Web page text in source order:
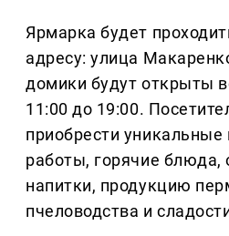
Ярмарка будет
адресу: улица
домики будут открыты
11:00 до 19:00.
приобрести уникальные
работы, горячие
напитки, продукцию
пчеловодства и